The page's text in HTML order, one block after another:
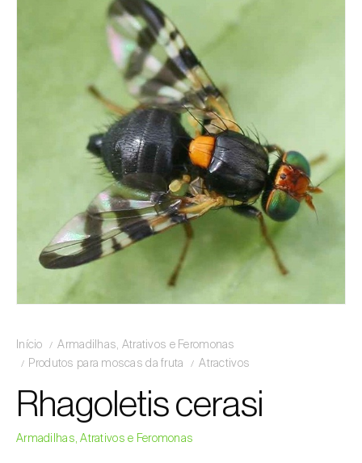
Início
Armadilhas, Atrativos e Feromonas
Produtos para moscas da fruta
Atractivos
Rhagoletis cerasi
Armadilhas, Atrativos e Feromonas